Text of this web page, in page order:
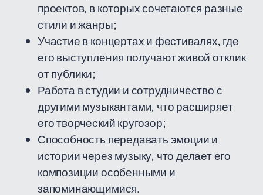
проектов, в которых сочетаются разные
стили и жанры;
Участие в концертах и фестивалях, где
его выступления получают живой отклик
от публики;
Работа в студии и сотрудничество с
другими музыкантами, что расширяет
его творческий кругозор;
Способность передавать эмоции и
истории через музыку, что делает его
композиции особенными и
запоминающимися.